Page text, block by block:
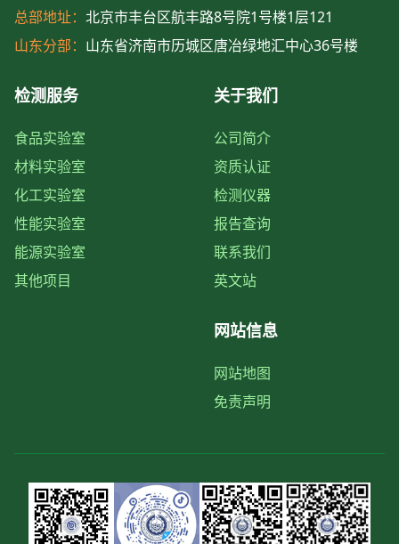
总部地址： 北京市丰台区航丰路8号院1号楼1层121
山东分部： 山东省济南市历城区唐冶绿地汇中心36号楼
检测服务
食品实验室
材料实验室
化工实验室
性能实验室
能源实验室
其他项目
关于我们
公司简介
资质认证
检测仪器
报告查询
联系我们
英文站
网站信息
网站地图
免责声明